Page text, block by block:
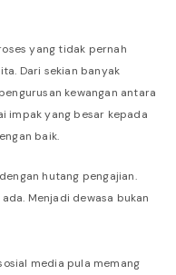
yang tidak pernah
Dari sekian banyak
kewangan antara
impak yang besar kepada
baik.
hutang pengajian.
Menjadi dewasa bukan
media pula memang